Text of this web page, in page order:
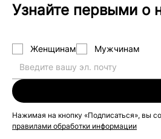
Узнайте первыми о
Женщинам Мужчинам
Нажимая на кнопку «Подписаться», вы
правилами обработки информации